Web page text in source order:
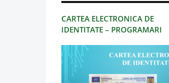
CARTEA ELECTRONICA DE
IDENTITATE – PROGRAMARI